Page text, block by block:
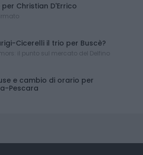
Christian D'Errico
Cicerelli il trio per Buscè?
il punto sul mercato del Delfino
e cambio di orario per
Pescara